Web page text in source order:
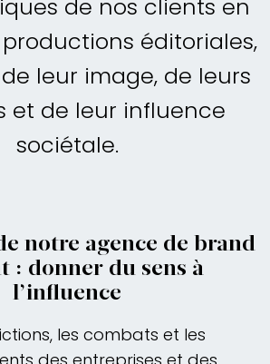
de nos clients en
éditoriales,
leur image, de leurs
et de leur influence
sociétale.
notre agence de brand
: donner du sens à
l’influence
les combats et les